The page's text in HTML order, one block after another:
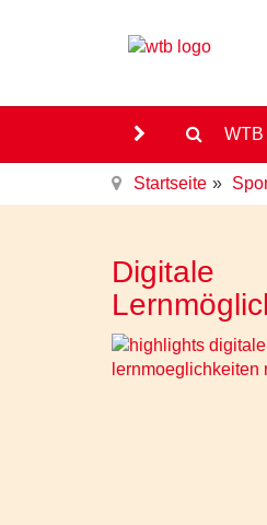
WTB
Startseite
Digitale